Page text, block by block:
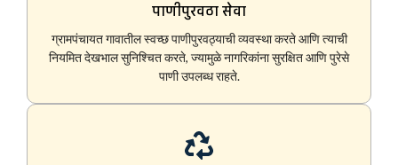
पाणीपुरवठा सेवा
ग्रामपंचायत गावातील स्वच्छ पाणीपुरवठ्याची व्यवस्था करते आणि त्याची
नियमित देखभाल सुनिश्चित करते, ज्यामुळे नागरिकांना सुरक्षित आणि पुरेसे
पाणी उपलब्ध राहते.